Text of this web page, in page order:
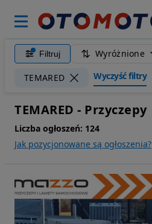
Filtruj Wyróżnione
TEMARED Wyczyść filtry
TEMARED - Przyczepy
Liczba ogłoszeń: 124
Jak pozycjonowane są ogłoszenia?